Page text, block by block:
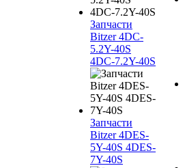
Запчасти
Bitzer 4DC-
5.2Y-40S
4DC-7.2Y-40S
Запчасти
Bitzer 4DES-
5Y-40S 4DES-
7Y-40S